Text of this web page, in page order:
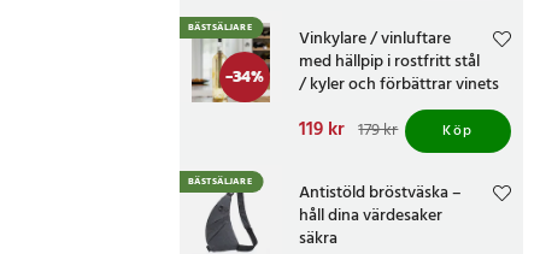
-34%
BÄSTSÄLJARE
Vinkylare / vinluftare
med hällpip i rostfritt stål
/ kyler och förbättrar vinets
Nuvarande pris
Tidigare pris 179 kr
119 kr 179 kr Köp
BÄSTSÄLJARE
Antistöld bröstväska –
håll dina värdesaker
säkra